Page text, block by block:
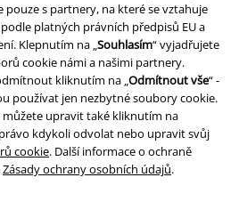
pouze s partnery, na které se vztahuje
platných právních předpisů EU a
Klepnutím na „Souhlasím“ vyjadřujete
cookie námi a našimi partnery.
kliknutím na „Odmítnout vše“ -
používat jen nezbytné soubory cookie.
upravit také kliknutím na
kdykoli odvolat nebo upravit svůj
cookie. Další informace o ochraně
Zásady ochrany osobních údajů.
platby